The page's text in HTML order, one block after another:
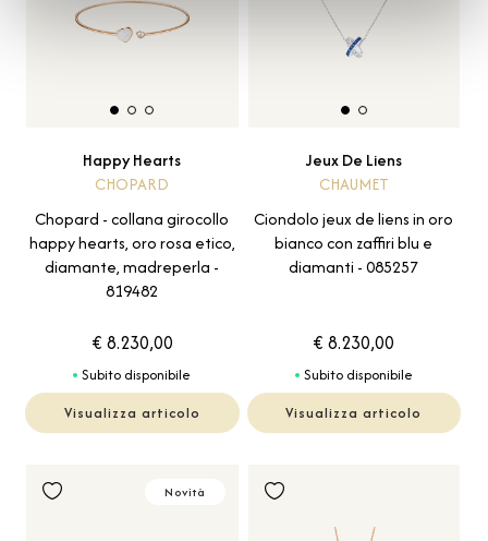
Happy Hearts
CHOPARD
Chopard - collana girocollo
happy hearts, oro rosa etico,
diamante, madreperla -
819482
€ 8.230,00
Subito disponibile
Visualizza articolo
Jeux De Liens
CHAUMET
Ciondolo jeux de liens in oro
bianco con zaffiri blu e
diamanti - 085257
€ 8.230,00
Subito disponibile
Visualizza articolo
Novità